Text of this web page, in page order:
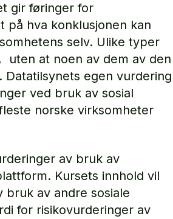
gir føringer for
på hva konklusjonen kan
selv. Ulike typer
at noen av dem av den
egen vurdering
ved bruk av sosial
norske virksomheter
av bruk av
Kursets innhold vil
bruk av andre sosiale
for risikovurderinger av